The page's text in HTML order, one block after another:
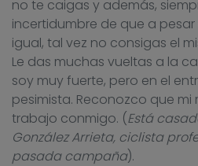
no te caigas y además,
incertidumbre de que a
igual, tal vez no consigas el
Le das muchas vueltas a la
soy muy fuerte, pero en el
pesimista. Reconozco que
trabajo conmigo. (Está
González Arrieta, ciclista
pasada campaña).